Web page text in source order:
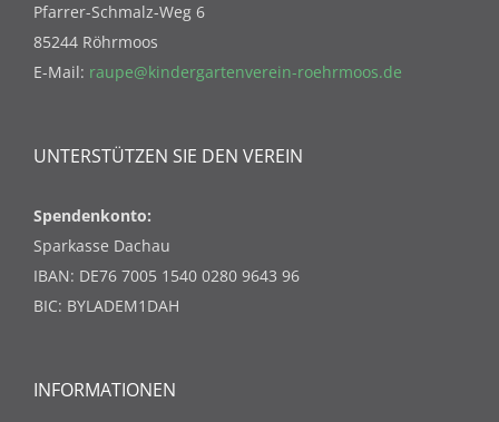
Pfarrer-Schmalz-Weg 6
85244 Röhrmoos
E-Mail: raupe@kindergartenverein-roehrmoos.de
UNTERSTÜTZEN SIE DEN VEREIN
Spendenkonto:
Sparkasse Dachau
IBAN: DE76 7005 1540 0280 9643 96
BIC: BYLADEM1DAH
INFORMATIONEN